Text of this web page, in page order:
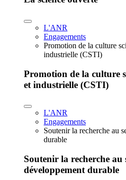
L'ANR
Engagements
Promotion de la culture
industrielle (CSTI)
Promotion de la culture
et industrielle (CSTI)
L'ANR
Engagements
Soutenir la recherche au
durable
Soutenir la recherche au
développement durable